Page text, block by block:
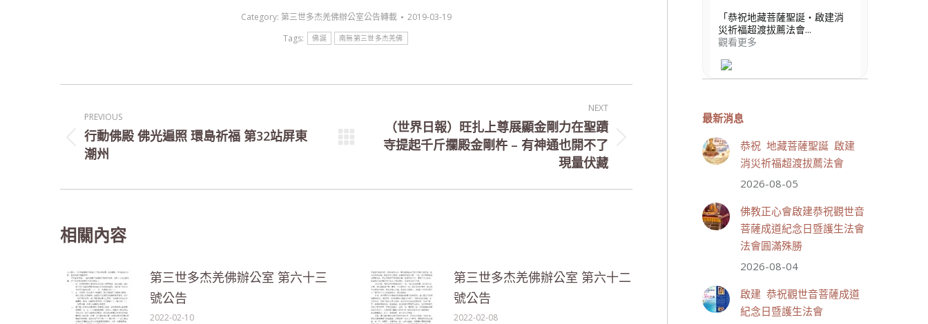
Category: 第三世多杰羌佛辦公室公告轉載
2019-03-19
Tags:
佛誕 南無第三世多杰羌佛
navigation
PREVIOUS
Previous
行動佛殿 佛光遍照 環島祈福 第32站屏東
潮州
NEXT
Next
（世界日報）旺扎上尊展顯金剛力在聖蹟
寺提起千斤攔殿金剛杵 – 有神通也開不了
現量伏藏
相關內容
第三世多杰羌佛辦公室 第六十三
號公告
2022-02-10
第三世多杰羌佛辦公室 第六十二
號公告
2022-02-08
「恭祝地藏菩薩聖誕・啟建消
災祈福超渡拔薦法會...
觀看更多
12
分享
August 9, 2026, 12:45 AM
世界佛教正心會 新聞報導]
佛教正心會啟建恭祝觀世音菩
薩成道紀念日暨護生法會，法
會圓滿殊勝！
#觀世音菩薩成道紀念日
#恆性嘉措仁波且
#世界佛教正心會
最新消息
恭祝 地藏菩薩聖誕 啟建
消災祈福超渡拔薦法會
2026-08-05
佛教正心會啟建恭祝觀世音
菩薩成道紀念日暨護生法會
法會圓滿殊勝
2026-08-04
啟建 恭祝觀世音菩薩成道
紀念日暨護生法會